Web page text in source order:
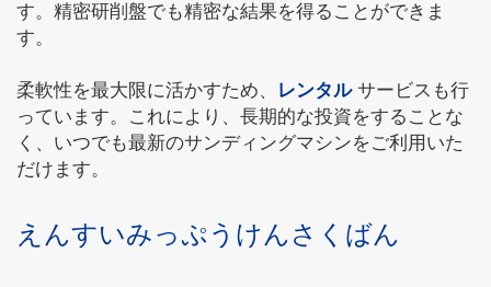
す。精密研削盤でも精密な結果を得ることができま
す。
柔軟性を最大限に活かすため、 レンタル サービスも行
っています。これにより、長期的な投資をすることな
く、いつでも最新のサンディングマシンをご利用いた
だけます。
えんすいみっぷうけんさくばん